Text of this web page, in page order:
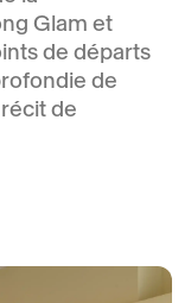
Glam et
de départs
de
de